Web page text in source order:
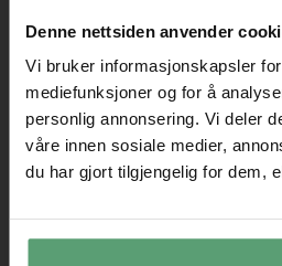
Denne nettsiden anvender
Vi bruker informasjonskapsler
mediefunksjoner og for å
personlig annonsering. Vi deler
våre innen sosiale medier,
du har gjort tilgjengelig for dem,
Inngangstak
Basseng og vannlek
Hage annen
Parasoll & solseil
Solstol og solseng
Trampoline
Redskapsboder & Boder
Solar belysning
Utendørsmøbler